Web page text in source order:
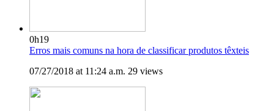
0h19
Erros mais comuns na hora de classificar produtos têxteis
07/27/2018 at 11:24 a.m. 29 views